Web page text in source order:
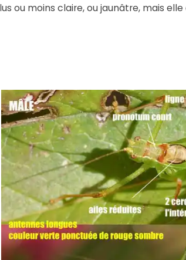
ou moins claire, ou jaunâtre, mais